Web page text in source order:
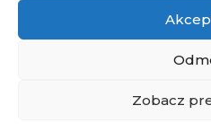
Zobacz
LensGaze – fotografia